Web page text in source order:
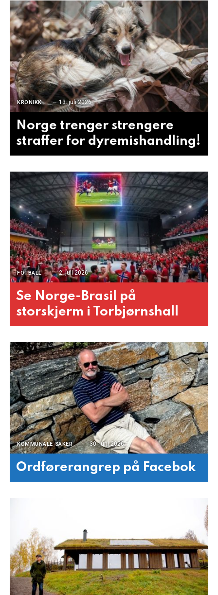
KRONIKK 13. juli 2026
Norge trenger strengere
straffer for dyremishandling!
FOTBALL 2. juli 2026
Se Norge-Brasil på
storskjerm i Torbjørnshall
KOMMUNALE SAKER 30. juni 2026
Ordførerangrep på Facebok